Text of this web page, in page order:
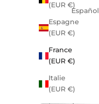
(EUR €)
Espagne
(EUR €)
France
(EUR €)
Italie
(EUR €)
Español